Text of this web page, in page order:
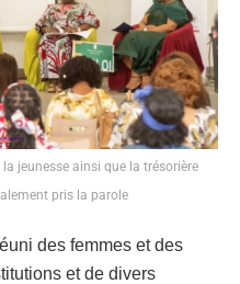
jeunesse ainsi que la trésorière
pris la parole
des femmes et des
et de divers